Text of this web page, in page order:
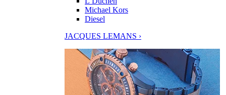
Michael Kors
Diesel
JACQUES LEMANS ›